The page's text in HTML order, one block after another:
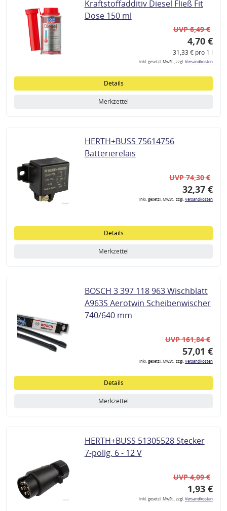
Kraftstoffadditiv Diesel Fließ Fit
Dose 150 ml
UVP 6,49 €
4,70 €
31,33 € pro 1 l
inkl. gesetzl. MwSt., zzgl.Versandkosten
Details
Merkzettel
HERTH+BUSS 75614756
Batterierelais
UVP 74,30 €
32,37 €
inkl. gesetzl. MwSt., zzgl.Versandkosten
Details
Merkzettel
BOSCH 3 397 118 963 Wischblatt
A963S Aerotwin Scheibenwischer
740/640 mm
UVP 161,84 €
57,01 €
inkl. gesetzl. MwSt., zzgl.Versandkosten
Details
Merkzettel
HERTH+BUSS 51305528 Stecker
7-polig, 6 - 12 V
UVP 4,09 €
1,93 €
inkl. gesetzl. MwSt., zzgl.Versandkosten